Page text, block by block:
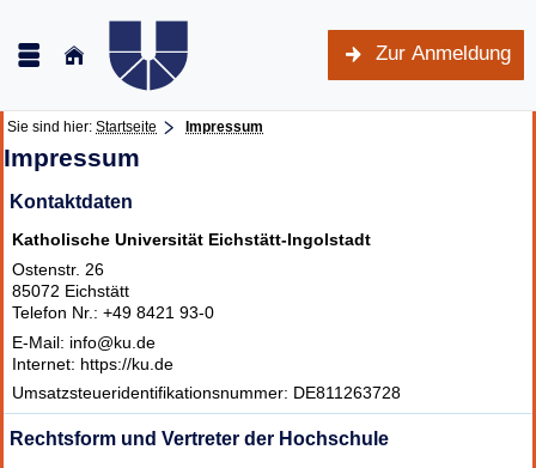
Zur Anmeldung
Sie sind hier: Startseite Impressum
Impressum
Kontaktdaten
Katholische Universität Eichstätt-Ingolstadt
Ostenstr. 26
85072 Eichstätt
Telefon Nr.: +49 8421 93-0
E-Mail: info@ku.de
Internet: https://ku.de
Umsatzsteueridentifikationsnummer: DE811263728
Rechtsform und Vertreter der Hochschule